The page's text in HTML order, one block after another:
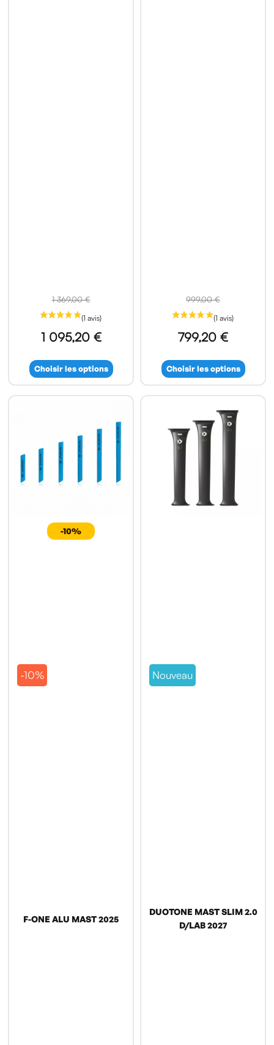
1 369,00 €
1 095,20 €
Choisir les options
999,00 €
799,20 €
Choisir les options
-10%
-10%
F-ONE ALU MAST 2025
Nouveau
DUOTONE MAST SLIM 2.0
D/LAB 2027